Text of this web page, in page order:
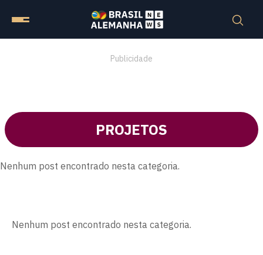
Publicidade
PROJETOS
Nenhum post encontrado nesta categoria.
Nenhum post encontrado nesta categoria.